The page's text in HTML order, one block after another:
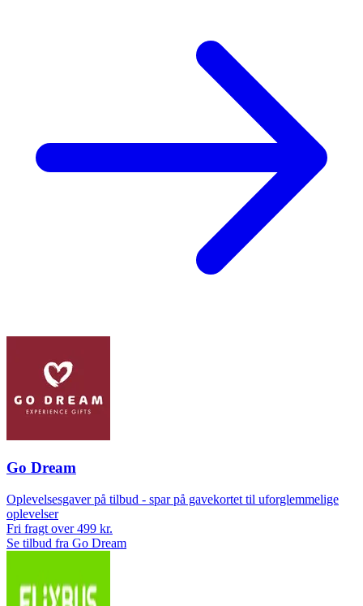
Go Dream
Oplevelsesgaver på tilbud - spar på gavekortet til uforglemmelige
oplevelser
Fri fragt over 499 kr.
Se tilbud fra Go Dream